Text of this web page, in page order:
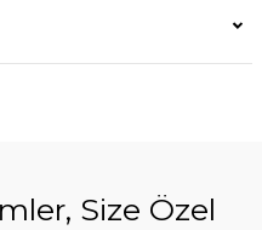
Size Özel